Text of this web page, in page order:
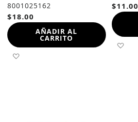
8001025162
$18.00
AÑADIR AL
CARRITO
$11.00